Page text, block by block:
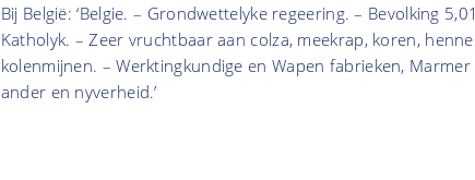
Bij België: ‘Belgie. – Grondwettelyke regeering. – Bevolking
Katholyk. – Zeer vruchtbaar aan colza, meekrap, koren,
kolenmijnen. – Werktingkundige en Wapen fabrieken,
ander en nyverheid.’